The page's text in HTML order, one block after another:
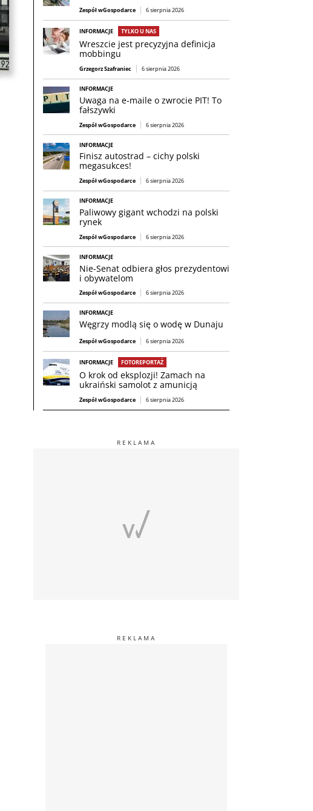
Zespół wGospodarce 6 sierpnia 2026
INFORMACJE TYLKO U NAS
Wreszcie jest precyzyjna definicja
mobbingu
Grzegorz Szafraniec 6 sierpnia 2026
INFORMACJE
Uwaga na e-maile o zwrocie PIT! To
fałszywki
Zespół wGospodarce 6 sierpnia 2026
INFORMACJE
Finisz autostrad – cichy polski
megasukces!
Zespół wGospodarce 6 sierpnia 2026
INFORMACJE
Paliwowy gigant wchodzi na polski
rynek
Zespół wGospodarce 6 sierpnia 2026
INFORMACJE
Nie-Senat odbiera głos prezydentowi
i obywatelom
Zespół wGospodarce 6 sierpnia 2026
INFORMACJE
Węgrzy modlą się o wodę w Dunaju
Zespół wGospodarce 6 sierpnia 2026
INFORMACJE FOTOREPORTAŻ
O krok od eksplozji! Zamach na
ukraiński samolot z amunicją
Zespół wGospodarce 6 sierpnia 2026